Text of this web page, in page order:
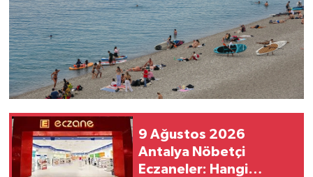
9 Ağustos 2026
Antalya Nöbetçi
Eczaneler: Hangi